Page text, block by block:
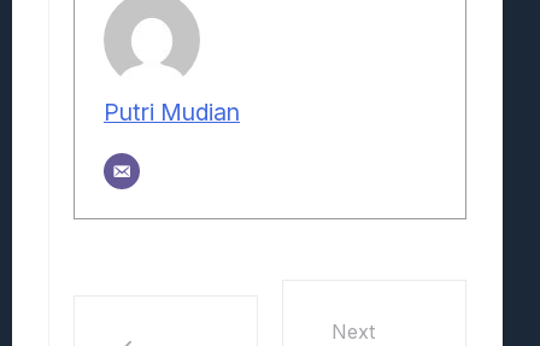
Putri Mudian
Next